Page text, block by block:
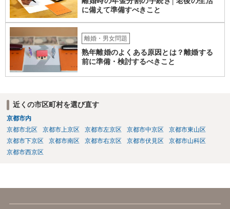
に備えて準備すべきこと
離婚・男女問題
熟年離婚のよくある原因とは？離婚する
前に準備・検討するべきこと
近くの市区町村を選び直す
京都市内
京都市北区
京都市上京区 京都市左京区 京都市中京区
京都市東山区
京都市下京区
京都市南区 京都市右京区 京都市伏見区
京都市山科区
京都市西京区